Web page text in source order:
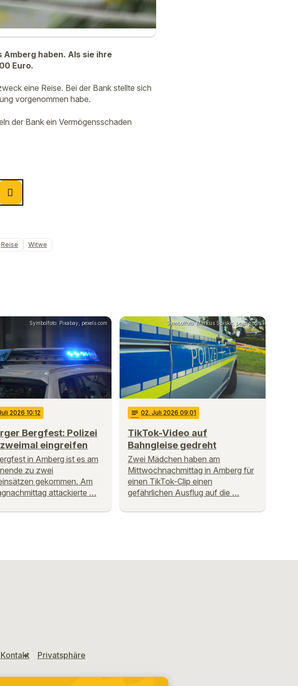
haben. Als sie ihre
Euro.
eine Reise. Bei der Bank stellte sich
vorgenommen habe.
der Bank ein Vermögensschaden
Reise Witwe
Symbolfoto: Pixabay, pexels.com
2026 10:12
Bergfest: Polizei
eingreifen
in Amberg ist es am
zu zwei
gekommen. Am
attackierte …
Symbolfoto: Markus Spiske, pexels.com
notes 02. Juli 2026 09:01
TikTok-Video auf
Bahngleise gedreht
Zwei Mädchen haben am
Mittwochnachmittag in Amberg für
einen TikTok-Clip einen
gefährlichen Ausflug auf die …
Kontakt Privatsphäre